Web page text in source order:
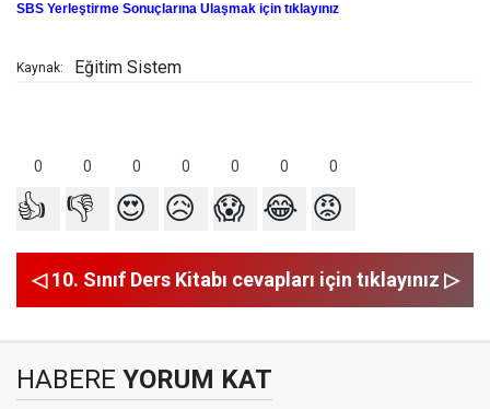
SBS Yerleştirme Sonuçlarına Ulaşmak için tıklayınız
Kaynak: Eğitim Sistem
0 0 0 0 0 0 0
👍 👎 😍 😥 😱 😂 😡
◁ 10. Sınıf Ders Kitabı cevapları için tıklayınız ▷
HABERE YORUM KAT